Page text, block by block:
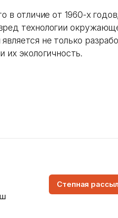
в отличие от 1960-х
технологии
не только
их экологичность.
Степная